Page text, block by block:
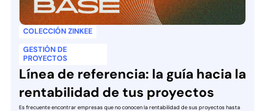
COLECCIÓN ZINKEE
GESTIÓN DE
PROYECTOS
Línea de referencia: la guía hacia la
rentabilidad de tus proyectos
Es frecuente encontrar empresas que no conocen la rentabilidad de sus proyectos hasta